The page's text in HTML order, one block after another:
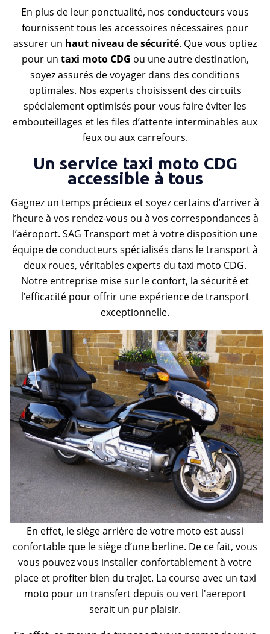
En plus de leur ponctualité, nos conducteurs vous
fournissent tous les accessoires nécessaires pour
assurer un haut niveau de sécurité. Que vous optiez
pour un taxi moto CDG ou une autre destination,
soyez assurés de voyager dans des conditions
optimales. Nos experts choisissent des circuits
spécialement optimisés pour vous faire éviter les
embouteillages et les files d’attente interminables aux
feux ou aux carrefours.
Un service taxi moto CDG
accessible à tous
Gagnez un temps précieux et soyez certains d’arriver à
l’heure à vos rendez-vous ou à vos correspondances à
l’aéroport. SAG Transport met à votre disposition une
équipe de conducteurs spécialisés dans le transport à
deux roues, véritables experts du taxi moto CDG.
Notre entreprise mise sur le confort, la sécurité et
l’efficacité pour offrir une expérience de transport
exceptionnelle.
En effet, le siège arrière de votre moto est aussi
confortable que le siège d’une berline. De ce fait, vous
vous pouvez vous installer confortablement à votre
place et profiter bien du trajet. La course avec un taxi
moto pour un transfert depuis ou vert l'aereport
serait un pur plaisir.